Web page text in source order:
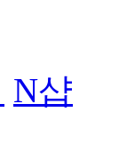
N샵